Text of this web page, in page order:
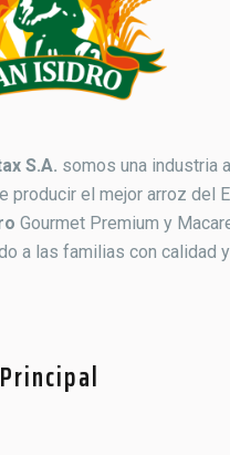
S.A. somos una industria
producir el mejor arroz del
Gourmet Premium y
a las familias con calidad y